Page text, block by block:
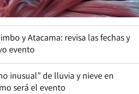
y Atacama: revisa las fechas y
evento
inusual” de lluvia y nieve en
será el evento